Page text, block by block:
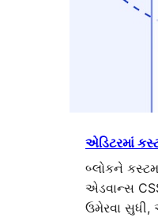
એડિટરમાં
બ્લોકને
એડવાન્સ
ઉમેરવા